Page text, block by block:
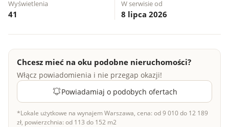
Wyświetlenia
41
W serwisie od
8 lipca 2026
Chcesz mieć na oku podobne nieruchomości?
Włącz powiadomienia i nie przegap okazji!
Powiadamiaj o podobych ofertach
*Lokale użytkowe na wynajem Warszawa, cena: od 9 010 do 12 189
zł, powierzchnia: od 113 do 152 m2